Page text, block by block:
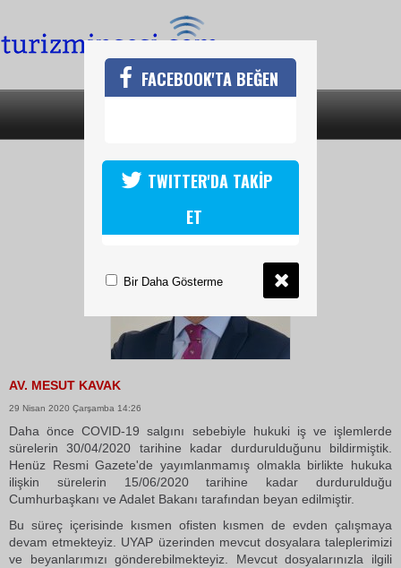
HUKUKİ İŞLEMLERDE YENİ SÜRE
AV. MESUT KAVAK
29 Nisan 2020 Çarşamba 14:26
Daha önce COVID-19 salgını sebebiyle hukuki iş ve işlemlerde
sürelerin 30/04/2020 tarihine kadar durdurulduğunu bildirmiştik.
Henüz Resmi Gazete'de yayımlanmamış olmakla birlikte hukuka
ilişkin sürelerin 15/06/2020 tarihine kadar durdurulduğu
Cumhurbaşkanı ve Adalet Bakanı tarafından beyan edilmiştir.
Bu süreç içerisinde kısmen ofisten kısmen de evden çalışmaya
devam etmekteyiz. UYAP üzerinden mevcut dosyalara taleplerimizi
ve beyanlarımızı gönderebilmekteyiz. Mevcut dosyalarınızla ilgili
FACEBOOK'TA BEĞEN
TWITTER'DA TAKİP
ET
Bir Daha Gösterme